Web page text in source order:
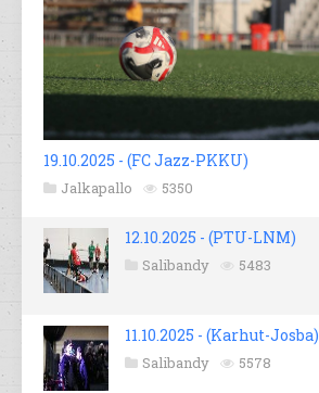
19.10.2025 - (FC Jazz-PKKU)
Jalkapallo 5350
12.10.2025 - (PTU-LNM)
Salibandy 5483
11.10.2025 - (Karhut-Josba)
Salibandy 5578